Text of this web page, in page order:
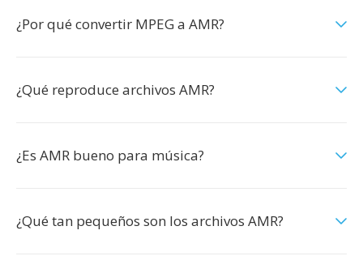
¿Por qué convertir MPEG a AMR?
¿Qué reproduce archivos AMR?
¿Es AMR bueno para música?
¿Qué tan pequeños son los archivos AMR?